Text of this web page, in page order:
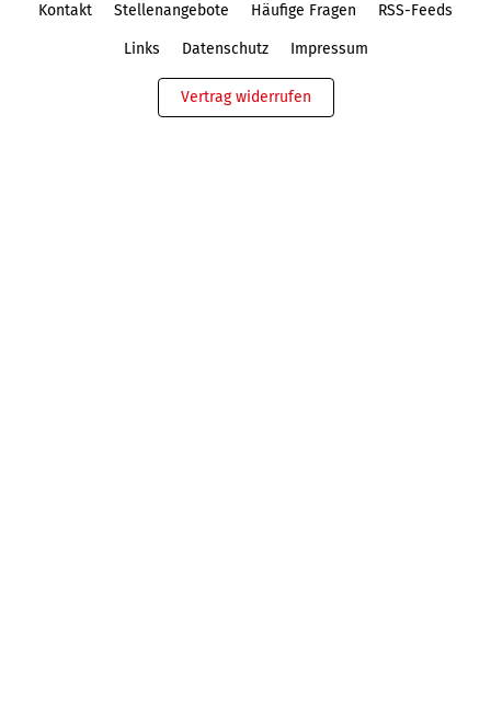
Kontakt Stellenangebote Häufige Fragen RSS-Feeds
Links Datenschutz Impressum
Vertrag widerrufen